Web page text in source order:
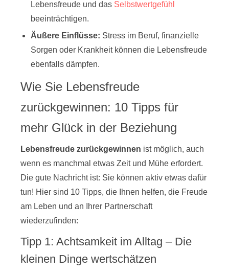
Lebensfreude und das Selbstwertgefühl
beeinträchtigen.
Äußere Einflüsse: Stress im Beruf, finanzielle
Sorgen oder Krankheit können die Lebensfreude
ebenfalls dämpfen.
Wie Sie Lebensfreude
zurückgewinnen: 10 Tipps für
mehr Glück in der Beziehung
Lebensfreude zurückgewinnen ist möglich, auch
wenn es manchmal etwas Zeit und Mühe erfordert.
Die gute Nachricht ist: Sie können aktiv etwas dafür
tun! Hier sind 10 Tipps, die Ihnen helfen, die Freude
am Leben und an Ihrer Partnerschaft
wiederzufinden:
Tipp 1: Achtsamkeit im Alltag – Die
kleinen Dinge wertschätzen